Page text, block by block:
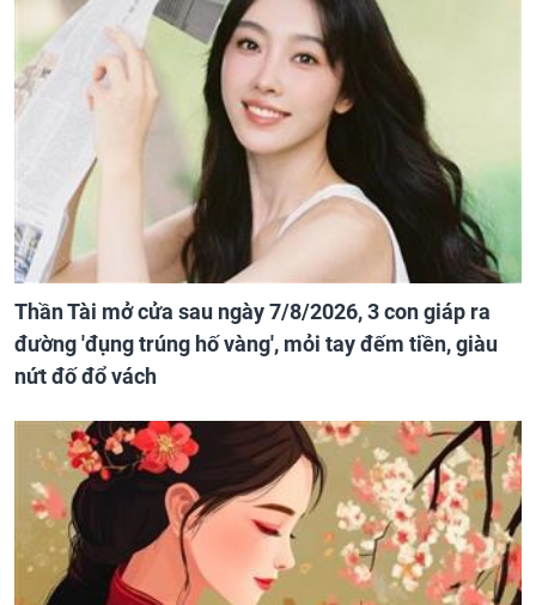
Thần Tài mở cửa sau ngày 7/8/2026, 3 con giáp ra
đường 'đụng trúng hố vàng', mỏi tay đếm tiền, giàu
nứt đố đổ vách